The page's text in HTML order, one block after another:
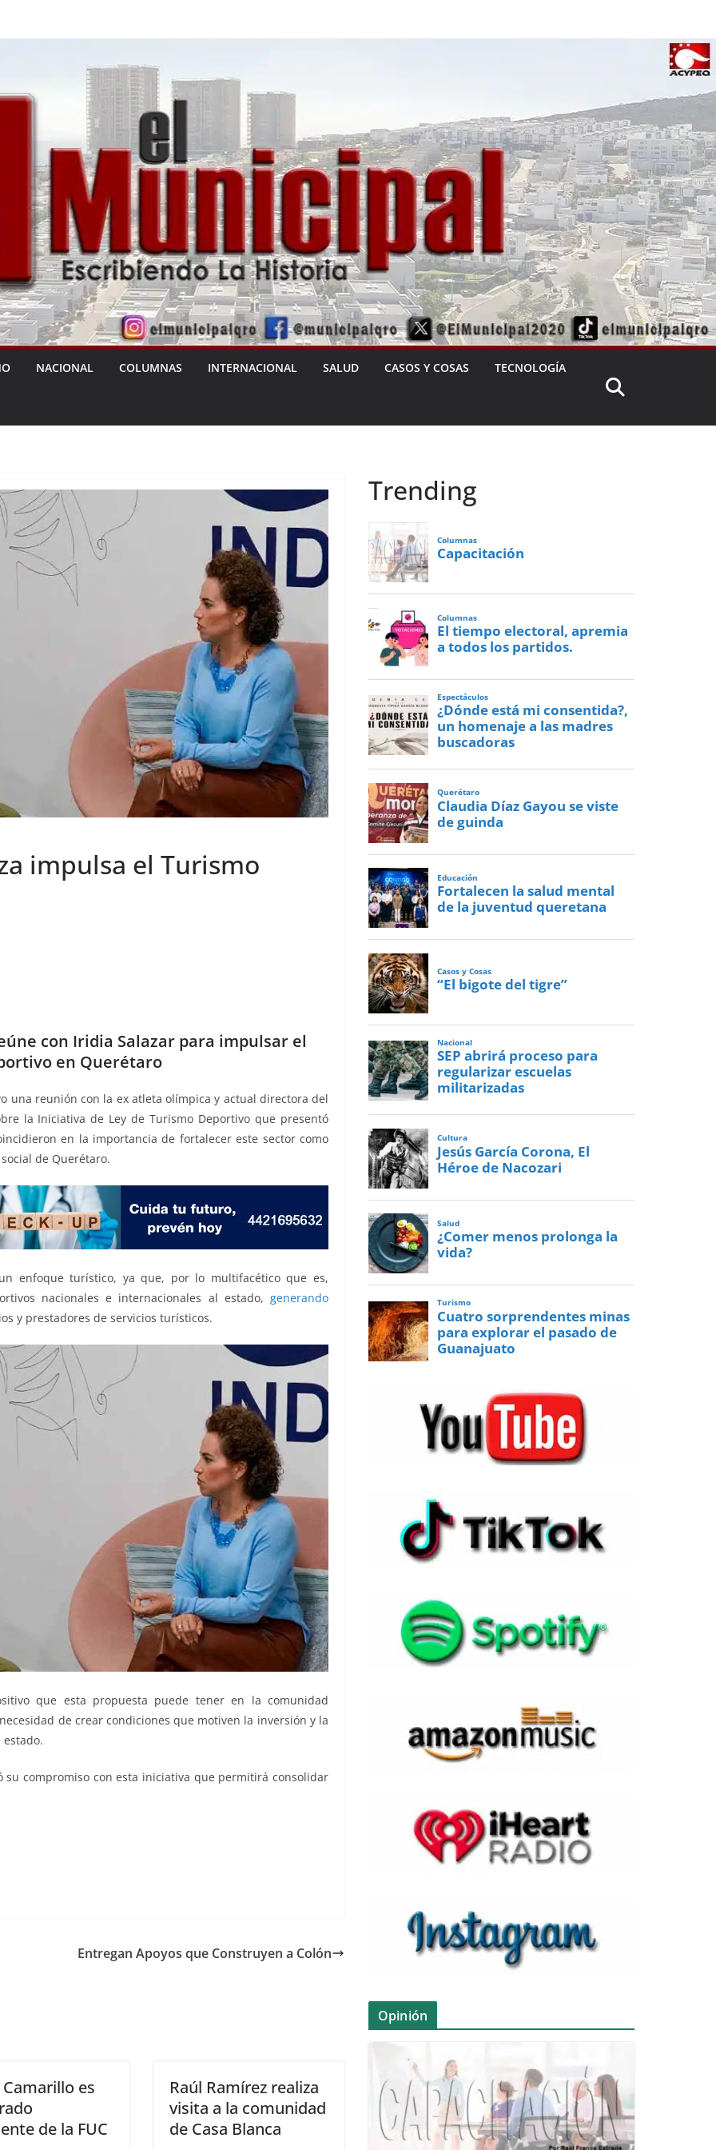
NACIONAL COLUMNAS INTERNACIONAL SALUD CASOS Y COSAS TECNOLOGÍA
impulsa el Turismo
con Iridia Salazar para impulsar el
en Querétaro
una reunión con la ex atleta olímpica y actual directora del
la Iniciativa de Ley de Turismo Deportivo que presentó
en la importancia de fortalecer este sector como
de Querétaro.
enfoque turístico, ya que, por lo multifacético que es,
nacionales e internacionales al estado, generando
y prestadores de servicios turísticos.
que esta propuesta puede tener en la comunidad
de crear condiciones que motiven la inversión y la
compromiso con esta iniciativa que permitirá consolidar
Entregan Apoyos que Construyen a Colón
es
de la FUC
Raúl Ramírez realiza
visita a la comunidad
de Casa Blanca
Trending
Opinión